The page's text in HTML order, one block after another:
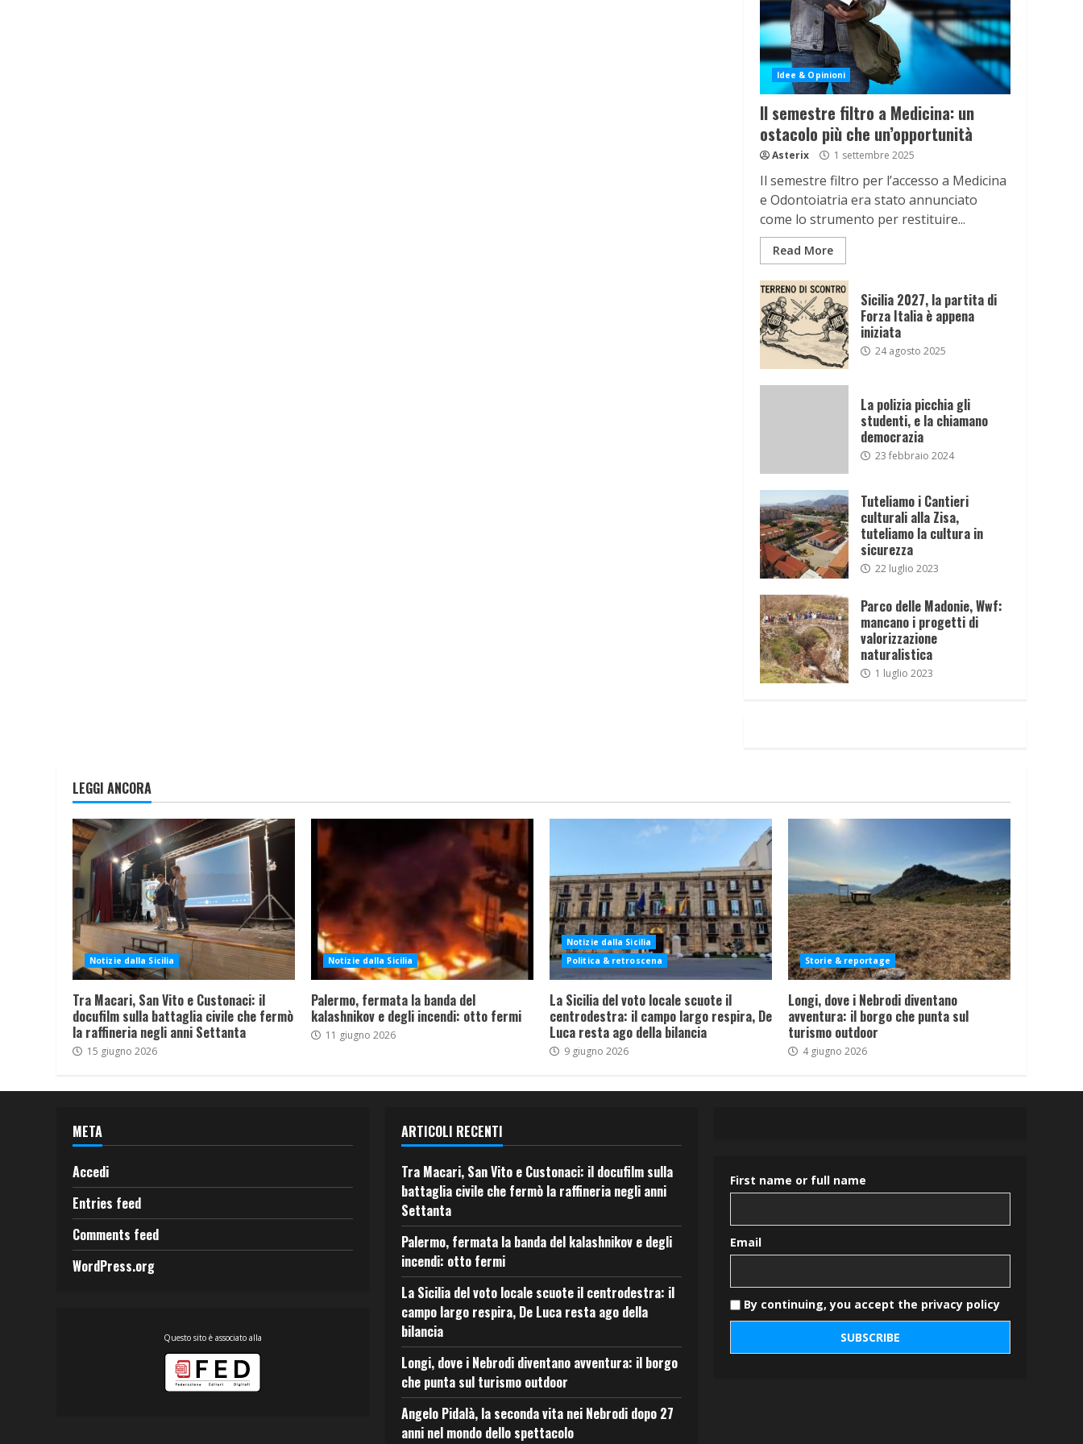
Idee & Opinioni
Il semestre filtro a Medicina: un
ostacolo più che un’opportunità
Asterix 1 settembre 2025
Il semestre filtro per l’accesso a Medicina
e Odontoiatria era stato annunciato
come lo strumento per restituire...
Read More
Sicilia 2027, la partita di
Forza Italia è appena
iniziata
24 agosto 2025
La polizia picchia gli
studenti, e la chiamano
democrazia
23 febbraio 2024
Tuteliamo i Cantieri
culturali alla Zisa,
tuteliamo la cultura in
sicurezza
22 luglio 2023
Parco delle Madonie, Wwf:
mancano i progetti di
valorizzazione
naturalistica
1 luglio 2023
LEGGI ANCORA
Notizie dalla Sicilia
Tra Macari, San Vito e Custonaci: il
docufilm sulla battaglia civile che fermò
la raffineria negli anni Settanta
15 giugno 2026
Notizie dalla Sicilia
Palermo, fermata la banda del
kalashnikov e degli incendi: otto fermi
11 giugno 2026
Notizie dalla Sicilia
Politica & retroscena
La Sicilia del voto locale scuote il
centrodestra: il campo largo respira, De
Luca resta ago della bilancia
9 giugno 2026
Storie & reportage
Longi, dove i Nebrodi diventano
avventura: il borgo che punta sul
turismo outdoor
4 giugno 2026
META
Accedi
Entries feed
Comments feed
WordPress.org
Questo sito è associato alla
ARTICOLI RECENTI
Tra Macari, San Vito e Custonaci: il docufilm sulla
battaglia civile che fermò la raffineria negli anni
Settanta
Palermo, fermata la banda del kalashnikov e degli
incendi: otto fermi
La Sicilia del voto locale scuote il centrodestra: il
campo largo respira, De Luca resta ago della
bilancia
Longi, dove i Nebrodi diventano avventura: il borgo
che punta sul turismo outdoor
Angelo Pidalà, la seconda vita nei Nebrodi dopo 27
anni nel mondo dello spettacolo
First name or full name
Email
By continuing, you accept the privacy policy